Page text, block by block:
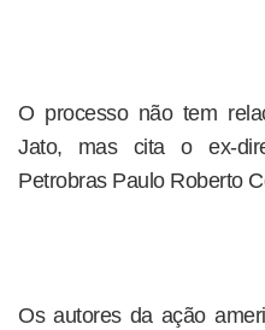
O processo não tem
Jato, mas cita o ex-
Petrobras Paulo Roberto
Os autores da ação